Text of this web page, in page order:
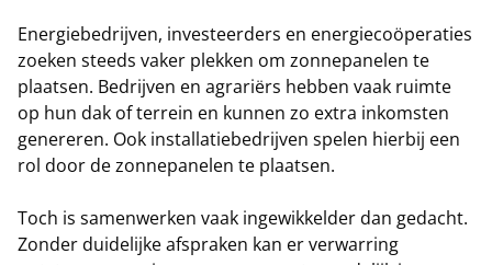
Energiebedrijven, investeerders en energiecoöperaties
zoeken steeds vaker plekken om zonnepanelen te
plaatsen. Bedrijven en agrariërs hebben vaak ruimte
op hun dak of terrein en kunnen zo extra inkomsten
genereren. Ook installatiebedrijven spelen hierbij een
rol door de zonnepanelen te plaatsen.
Toch is samenwerken vaak ingewikkelder dan gedacht.
Zonder duidelijke afspraken kan er verwarring